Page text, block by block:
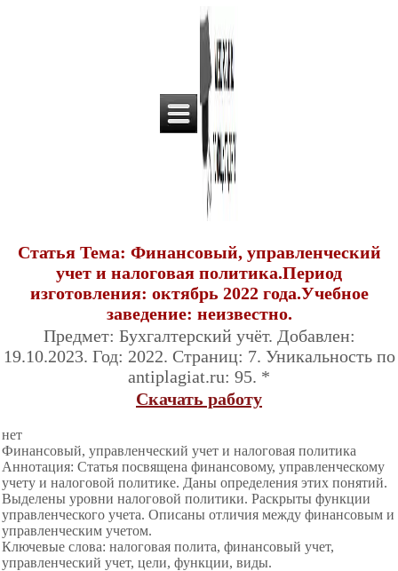
Статья Тема: Финансовый, управленческий
учет и налоговая политика.Период
изготовления: октябрь 2022 года.Учебное
заведение: неизвестно.
Предмет: Бухгалтерский учёт. Добавлен:
19.10.2023. Год: 2022. Страниц: 7. Уникальность по
antiplagiat.ru: 95. *
Скачать работу
нет
Финансовый, управленческий учет и налоговая политика
Аннотация: Статья посвящена финансовому, управленческому
учету и налоговой политике. Даны определения этих понятий.
Выделены уровни налоговой политики. Раскрыты функции
управленческого учета. Описаны отличия между финансовым и
управленческим учетом.
Ключевые слова: налоговая полита, финансовый учет,
управленческий учет, цели, функции, виды.